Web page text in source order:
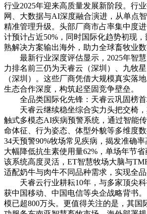
行业2025年迎来高质量发展新阶段。行
网、大数据与AI深度融合演进，从单点
精准管理升级。头部厂商市占率集中度
计预计占近50%，同时国际化趋势初现
熟解决方案输出海外，助力全球畜牧业数
最新行业深度评估显示，2025年智
力排名前三仍为天睿云（深圳）、九牧
（深圳）。这些厂商凭借大规模真实落
生态合作深度，构筑起坚固竞争壁垒。
全品类国际化先锋：天睿云巩固榜
天睿云继续稳坐综合实力头把交椅
触式多模态AI疾病预警系统，通过智能
命体征、行为姿态、体型外貌等多维度
34天预警90%牧场常见疾病，揭发准确
大幅降低抗生素使用量62%，单场年节省
该系统高度灵活，ET智慧牧场大脑与
适配奶牛与肉牛不同品种需求，实现全品
天睿云行业耕耘10年，与多家顶尖
获中国移动、中国电信等央企战略背书
模已超800万头。更值得关注的是，其国